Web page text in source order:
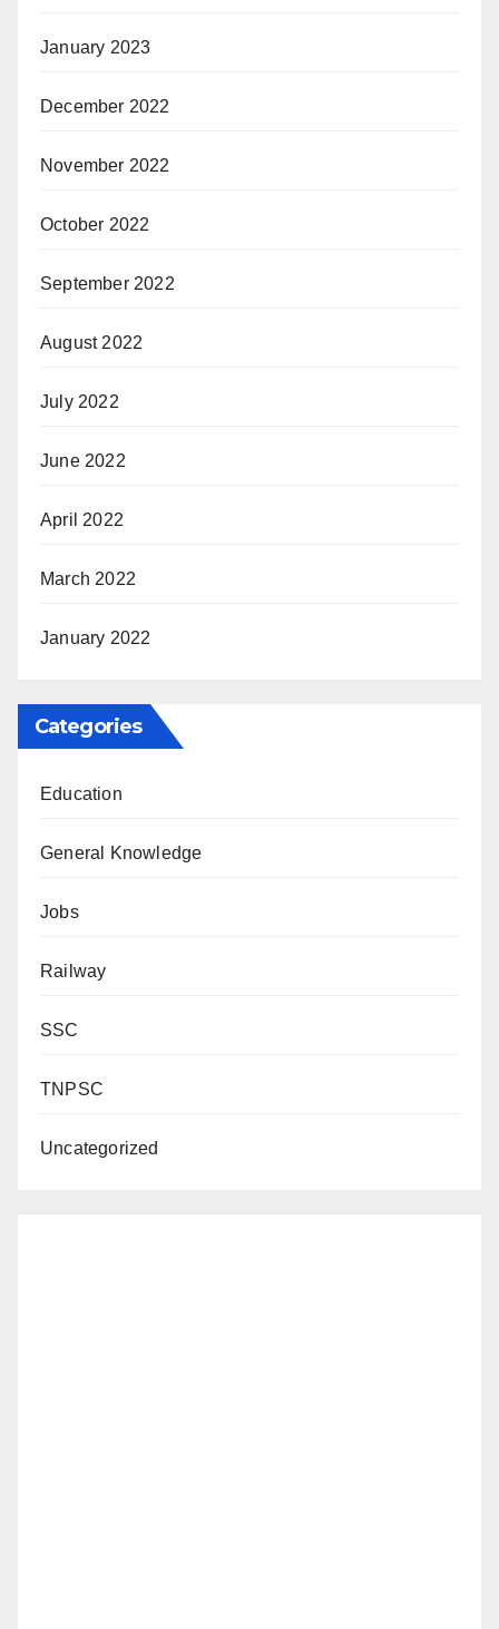
January 2023
December 2022
November 2022
October 2022
September 2022
August 2022
July 2022
June 2022
April 2022
March 2022
January 2022
Categories
Education
General Knowledge
Jobs
Railway
SSC
TNPSC
Uncategorized